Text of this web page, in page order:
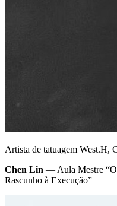
Artista de tatuagem West.H,
Chen Lin — Aula Mestre
Rascunho à Execução”